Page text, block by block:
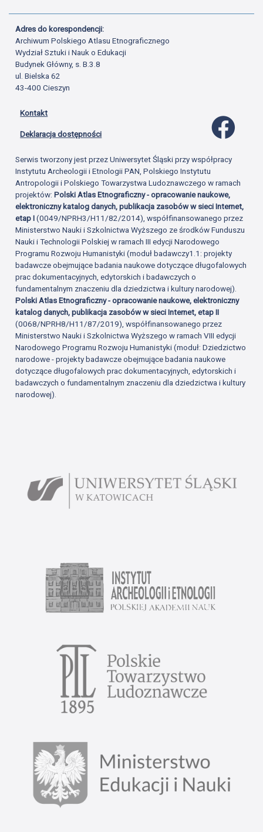
Adres do korespondencji:
Archiwum Polskiego Atlasu Etnograficznego
Wydział Sztuki i Nauk o Edukacji
Budynek Główny, s. B.3.8
ul. Bielska 62
43-400 Cieszyn
Kontakt
Deklaracja dostępności
Serwis tworzony jest przez Uniwersytet Śląski przy współpracy
Instytutu Archeologii i Etnologii PAN, Polskiego Instytutu
Antropologii i Polskiego Towarzystwa Ludoznawczego w ramach
projektów:Polski Atlas Etnograficzny - opracowanie naukowe,
elektroniczny katalog danych, publikacja zasobów w sieci Internet,
etap I(0049/NPRH3/H11/82/2014), współfinansowanego przez
Ministerstwo Nauki i Szkolnictwa Wyższego ze środków Funduszu
Nauki i Technologii Polskiej w ramach III edycji Narodowego
Programu Rozwoju Humanistyki (moduł badawczy1.1: projekty
badawcze obejmujące badania naukowe dotyczące długofalowych
prac dokumentacyjnych, edytorskich i badawczych o
fundamentalnym znaczeniu dla dziedzictwa i kultury narodowej).
Polski Atlas Etnograficzny - opracowanie naukowe, elektroniczny
katalog danych, publikacja zasobów w sieci Internet, etap II
(0068/NPRH8/H11/87/2019), współfinansowanego przez
Ministerstwo Nauki i Szkolnictwa Wyższego w ramach VIII edycji
Narodowego Programu Rozwoju Humanistyki (moduł: Dziedzictwo
narodowe - projekty badawcze obejmujące badania naukowe
dotyczące długofalowych prac dokumentacyjnych, edytorskich i
badawczych o fundamentalnym znaczeniu dla dziedzictwa i kultury
narodowej).